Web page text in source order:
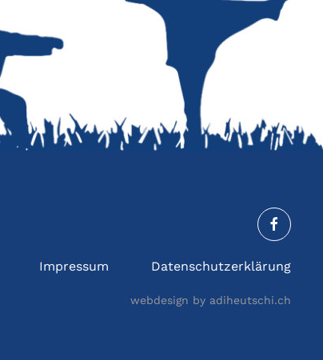
Impressum Datenschutzerklärung
webdesign by adiheutschi.ch